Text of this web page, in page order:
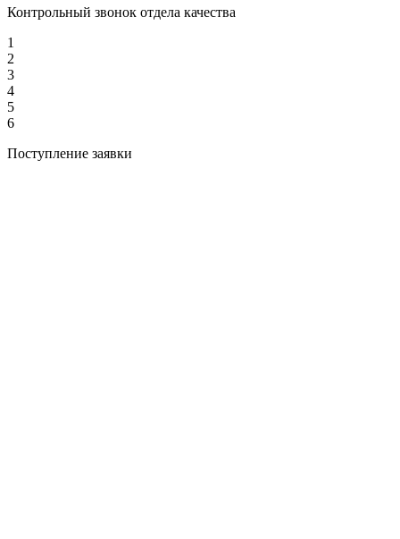
Контрольный звонок отдела качества
1
2
3
4
5
6
Поступление заявки